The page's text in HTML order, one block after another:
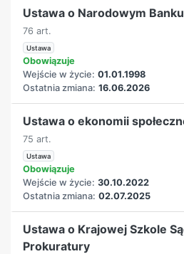
Ustawa o Narodowym
76 art.
Ustawa
Obowiązuje
Wejście w życie: 01.01.1998
Ostatnia zmiana: 16.06.2026
Ustawa o ekonomii
75 art.
Ustawa
Obowiązuje
Wejście w życie: 30.10.2022
Ostatnia zmiana: 02.07.2025
Ustawa o Krajowej Szkole
Prokuratury